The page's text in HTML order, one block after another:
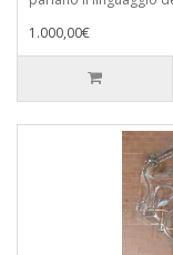
1.000,00€